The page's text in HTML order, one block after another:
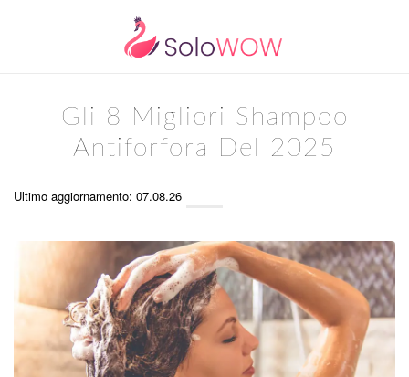
Gli 8 Migliori Shampoo
Antiforfora Del 2025
Ultimo aggiornamento: 07.08.26